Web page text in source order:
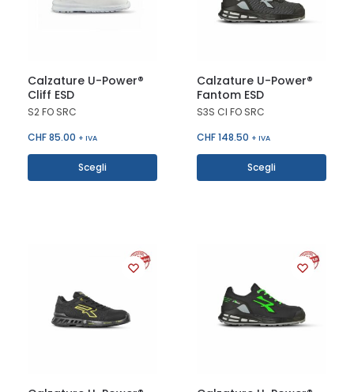
Calzature U-Power®
Cliff ESD
S2 FO SRC
CHF85.00 + IVA
Scegli
Calzature U-Power®
Fantom ESD
S3S CI FO SRC
CHF148.50 + IVA
Scegli